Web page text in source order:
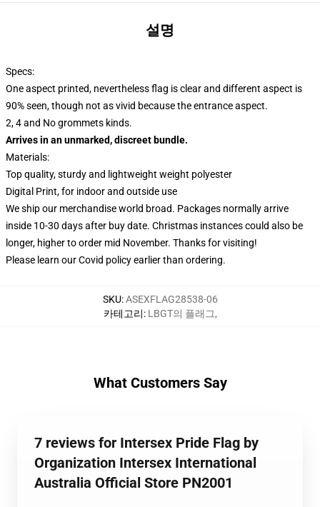
설명
Specs:
One aspect printed, nevertheless flag is clear and different aspect is
90% seen, though not as vivid because the entrance aspect.
2, 4 and No grommets kinds.
Arrives in an unmarked, discreet bundle.
Materials:
Top quality, sturdy and lightweight weight polyester
Digital Print, for indoor and outside use
We ship our merchandise world broad. Packages normally arrive
inside 10-30 days after buy date. Christmas instances could also be
longer, higher to order mid November. Thanks for visiting!
Please learn our Covid policyearlier than ordering.
SKU:ASEXFLAG28538-06
카테고리: LBGT의 플래그,
What Customers Say
7 reviews for Intersex Pride Flag by
Organization Intersex International
Australia Official Store PN2001